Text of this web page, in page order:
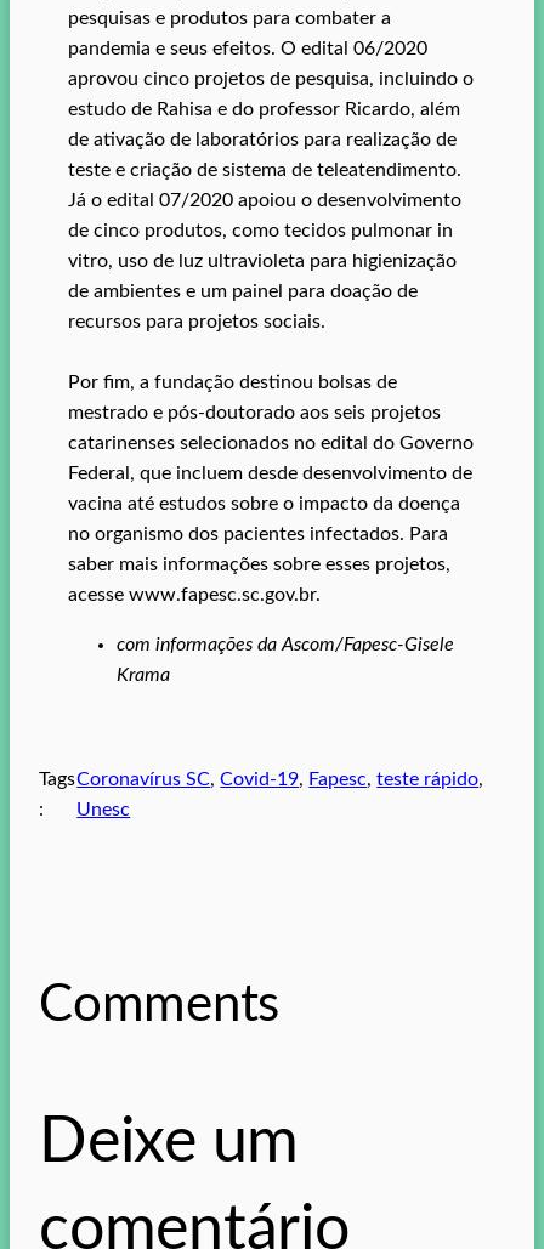
pesquisas e produtos para combater a
pandemia e seus efeitos. O edital 06/2020
aprovou cinco projetos de pesquisa, incluindo o
estudo de Rahisa e do professor Ricardo, além
de ativação de laboratórios para realização de
teste e criação de sistema de teleatendimento.
Já o edital 07/2020 apoiou o desenvolvimento
de cinco produtos, como tecidos pulmonar in
vitro, uso de luz ultravioleta para higienização
de ambientes e um painel para doação de
recursos para projetos sociais.
Por fim, a fundação destinou bolsas de
mestrado e pós-doutorado aos seis projetos
catarinenses selecionados no edital do Governo
Federal, que incluem desde desenvolvimento de
vacina até estudos sobre o impacto da doença
no organismo dos pacientes infectados. Para
saber mais informações sobre esses projetos,
acesse www.fapesc.sc.gov.br.
com informações da Ascom/Fapesc-Gisele
Krama
Tags
:
Coronavírus SC, Covid-19, Fapesc, teste rápido
Unesc
Comments
Deixe um
comentário